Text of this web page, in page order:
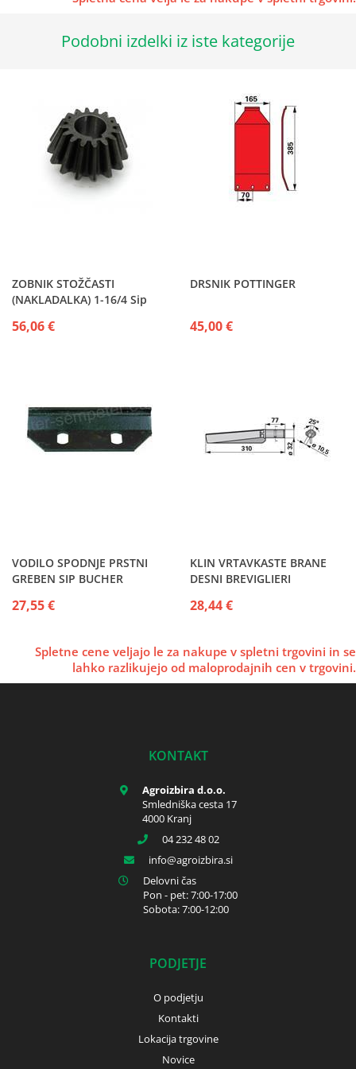
Podobni izdelki iz iste kategorije
ZOBNIK STOŽČASTI
(NAKLADALKA) 1-16/4 Sip
56,06 €
DRSNIK POTTINGER
45,00 €
VODILO SPODNJE PRSTNI
GREBEN SIP BUCHER
27,55 €
KLIN VRTAVKASTE BRANE
DESNI BREVIGLIERI
28,44 €
Spletne cene veljajo le za nakupe v spletni trgovini in se
lahko razlikujejo od maloprodajnih cen v trgovini.
KONTAKT
Agroizbira d.o.o.
Smledniška cesta 17
4000 Kranj
04 232 48 02
info
agroizbira.si
Delovni čas
Pon - pet: 7:00-17:00
Sobota: 7:00-12:00
PODJETJE
O podjetju
Kontakti
Lokacija trgovine
Novice